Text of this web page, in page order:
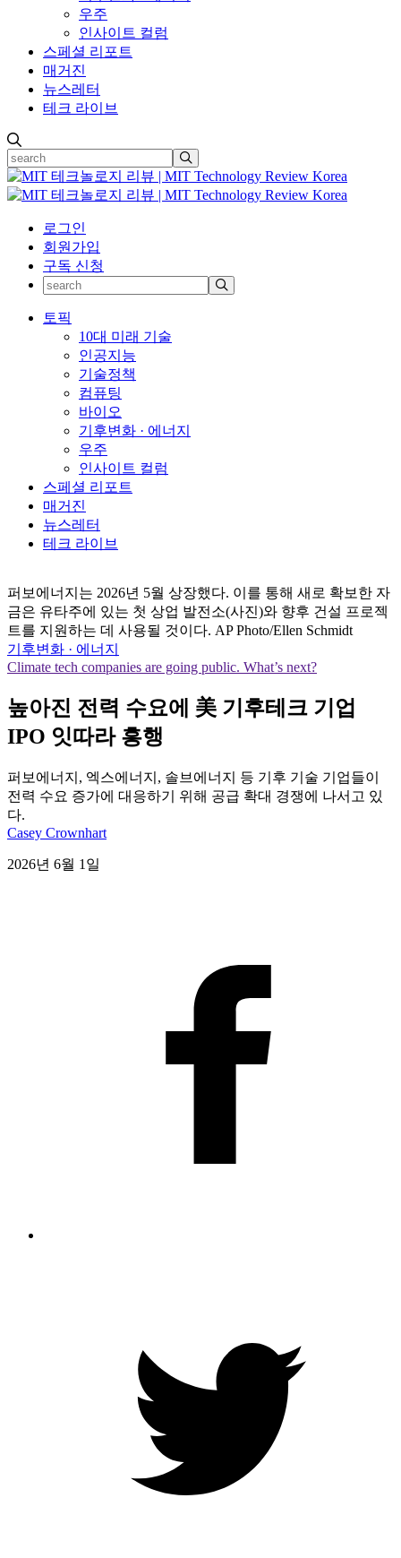
우주
인사이트 컬럼
스페셜 리포트
매거진
뉴스레터
테크 라이브
로그인
회원가입
구독 신청
토픽
10대 미래 기술
인공지능
기술정책
컴퓨팅
바이오
기후변화 · 에너지
우주
인사이트 컬럼
스페셜 리포트
매거진
뉴스레터
테크 라이브
퍼보에너지는 2026년 5월 상장했다. 이를 통해 새로 확보한 자
금은 유타주에 있는 첫 상업 발전소(사진)와 향후 건설 프로젝
트를 지원하는 데 사용될 것이다. AP Photo/Ellen Schmidt
기후변화 · 에너지
Climate tech companies are going public. What’s next?
높아진 전력 수요에 美 기후테크 기업
IPO 잇따라 흥행
퍼보에너지, 엑스에너지, 솔브에너지 등 기후 기술 기업들이
전력 수요 증가에 대응하기 위해 공급 확대 경쟁에 나서고 있
다.
Casey Crownhart
2026년 6월 1일